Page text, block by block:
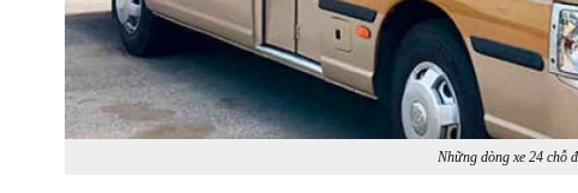
Những dòng xe 24 chỗ